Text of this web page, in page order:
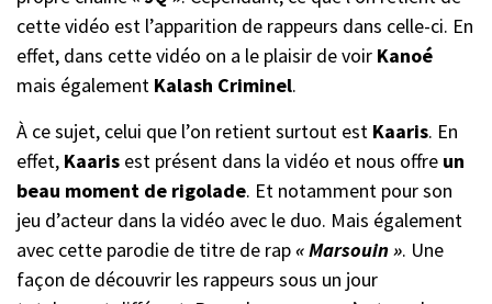
cette vidéo est l’apparition de rappeurs dans celle-ci. En
effet, dans cette vidéo on a le plaisir de voir Kanoé
mais également Kalash Criminel.
À ce sujet, celui que l’on retient surtout est Kaaris. En
effet, Kaaris est présent dans la vidéo et nous offre un
beau moment de rigolade. Et notamment pour son
jeu d’acteur dans la vidéo avec le duo. Mais également
avec cette parodie de titre de rap« Marsouin ». Une
façon de découvrir les rappeurs sous un jour